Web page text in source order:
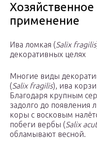
применение
Ива ломкая (Salix fragilis
декоративных целях
Многие виды
(Salix fragilis), ива
Благодаря крупным
задолго до появления
коры с восковым
побеги вербы (Salix
обламывают весной.